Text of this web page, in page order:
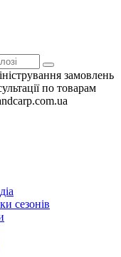
замовлень
по товарам
сезонів